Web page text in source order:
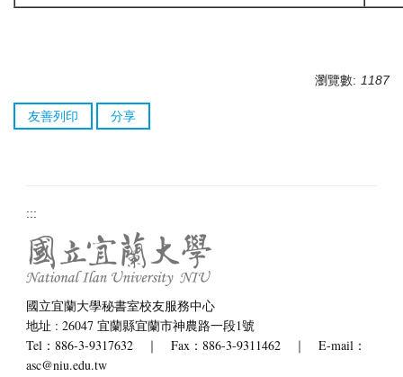
瀏覽數: 1187
友善列印 分享
:::
國立宜蘭大學秘書室校友服務中心
地址 : 26047 宜蘭縣宜蘭市神農路一段1號
Tel：886-3-9317632 ｜ Fax：886-3-9311462 ｜ E-mail：
asc@niu.edu.tw